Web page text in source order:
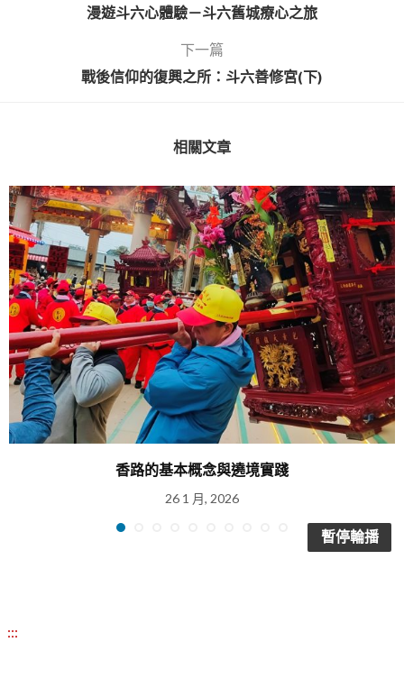
漫遊斗六心體驗－斗六舊城療心之旅
下一篇
戰後信仰的復興之所：斗六善修宮(下)
相關文章
香路的基本概念與遶境實踐
26 1 月, 2026
暫停輪播
:::